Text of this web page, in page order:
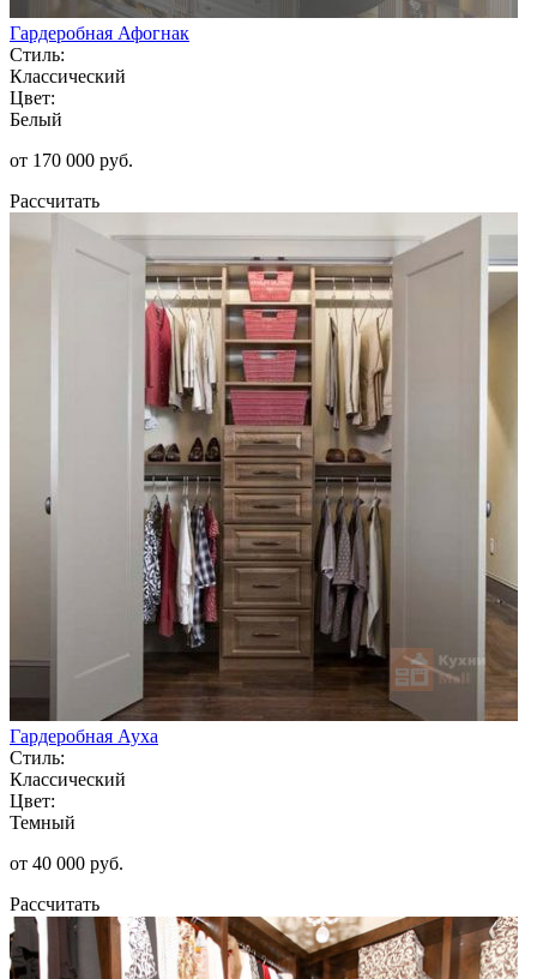
Гардеробная Афогнак
Стиль:
Классический
Цвет:
Белый
от 170 000 руб.
Рассчитать
Гардеробная Ауха
Стиль:
Классический
Цвет:
Темный
от 40 000 руб.
Рассчитать